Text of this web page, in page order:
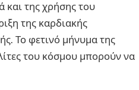
της χρήσης του
της καρδιακής
Το φετινό μήνυμα της
του κόσμου μπορούν να